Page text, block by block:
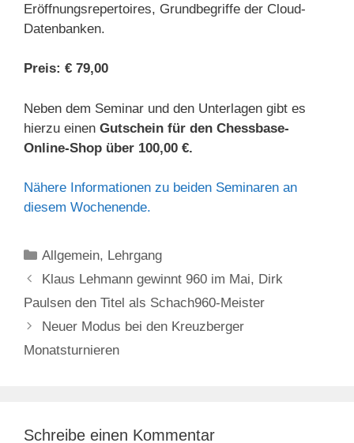
Eröffnungsrepertoires, Grundbegriffe der Cloud-
Datenbanken.
Preis: € 79,00
Neben dem Seminar und den Unterlagen gibt es
hierzu einen Gutschein für den Chessbase-
Online-Shop über 100,00 €.
Nähere Informationen zu beiden Seminaren an
diesem Wochenende.
Kategorien
Allgemein, Lehrgang
Klaus Lehmann gewinnt 960 im Mai, Dirk
Paulsen den Titel als Schach960-Meister
Neuer Modus bei den Kreuzberger
Monatsturnieren
Schreibe einen Kommentar